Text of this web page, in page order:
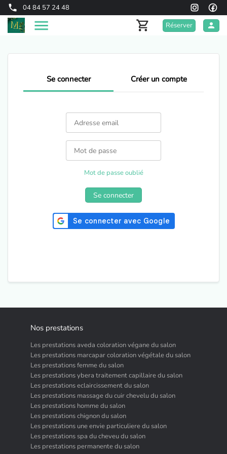
04 84 57 24 48
Réserver
Se connecter Créer un compte
Mot de passe oublié
Nos prestations
Les prestations aveda coloration végane du salon
Les prestations marcapar coloration végétale du salon
Les prestations femme du salon
Les prestations ybera traitement capillaire du salon
Les prestations eclaircissement du salon
Les prestations massage du cuir chevelu du salon
Les prestations homme du salon
Les prestations chignon du salon
Les prestations une envie particuliere du salon
Les prestations spa du cheveu du salon
Les prestations permanente du salon